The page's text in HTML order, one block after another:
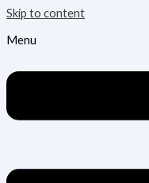
Skip to content
Menu